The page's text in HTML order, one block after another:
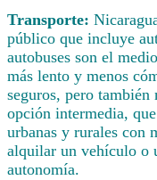
Transporte:
público que incluye
autobuses son el
más lento y menos
seguros, pero
opción intermedia,
urbanas y rurales con
alquilar un vehículo o
autonomía.